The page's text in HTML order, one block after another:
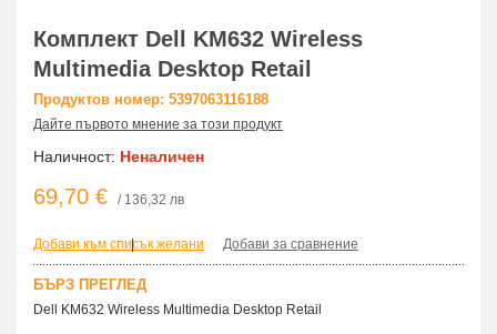
Комплект Dell KM632 Wireless
Multimedia Desktop Retail
Продуктов номер: 5397063116188
Дайте първото мнение за този продукт
Наличност: Неналичен
69,70 € / 136,32 лв
Добави към списък желани
| Добави за сравнение
БЪРЗ ПРЕГЛЕД
Dell KM632 Wireless Multimedia Desktop Retail